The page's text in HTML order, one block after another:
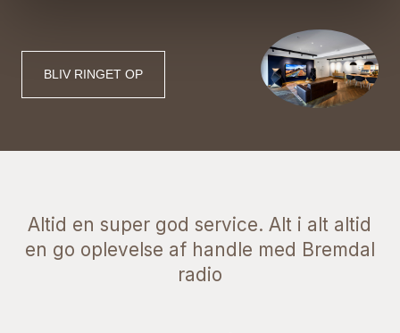
Kr. 499,-
Kr. 1.499,-
BLIV RINGET OP
Altid en super god service. Alt i alt altid
en go oplevelse af handle med Bremdal
radio